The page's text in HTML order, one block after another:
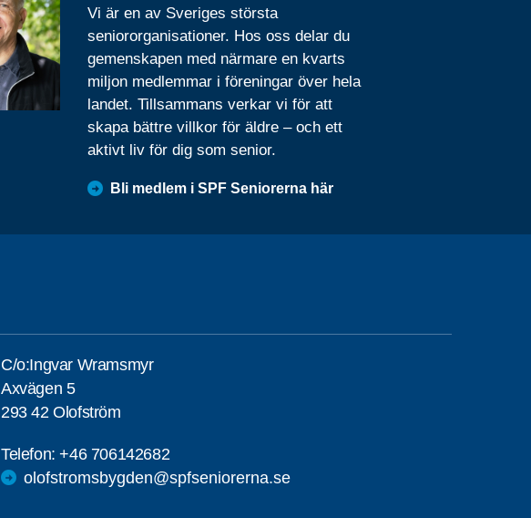
Vi är en av Sveriges största
seniororganisationer. Hos oss delar du
gemenskapen med närmare en kvarts
miljon medlemmar i föreningar över hela
landet. Tillsammans verkar vi för att
skapa bättre villkor för äldre – och ett
aktivt liv för dig som senior.
Bli medlem i SPF Seniorerna här
C/o:Ingvar Wramsmyr
Axvägen 5
293 42 Olofström
Telefon:+46 706142682
olofstromsbygden@spfseniorerna.se